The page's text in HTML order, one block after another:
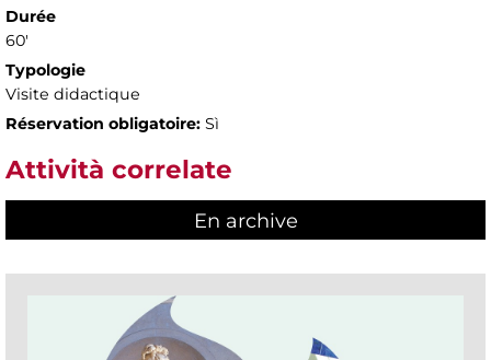
Durée
60'
Typologie
Visite didactique
Réservation obligatoire: Sì
Attività correlate
En archive